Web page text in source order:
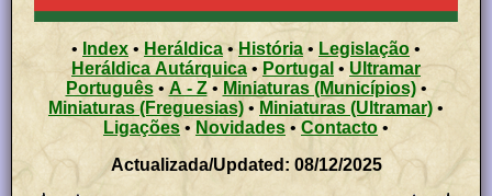
• Index • Heráldica•História • Legislação •
Heráldica Autárquica• Portugal • Ultramar
Português•A - Z• Miniaturas (Municípios)•
Miniaturas (Freguesias) • Miniaturas (Ultramar) •
Ligações • Novidades • Contacto •
Actualizada/Updated: 08/12/2025